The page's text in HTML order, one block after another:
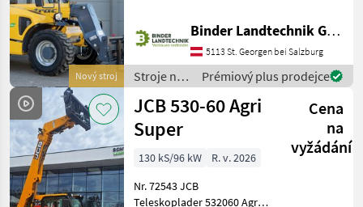
Nový stroj
Aufnahme Bereifung: 12×16,
5 NHS 4×4 Allradantrieb
und 4-Rad-Lenkung
zusätzliche Hy
Binder Landtechnik GmbH & CoKG
5113 St. Georgen bei Salzburg
Stroje na
stavbu /
Eurotrac
Prémiový plus prodejce
JCB 530-60 Agri
Super
Cena
na
vyžádání
130 kS/96 kW
R. v. 2026
Nr. 72543 JCB
Teleskoplader 532060 Agri